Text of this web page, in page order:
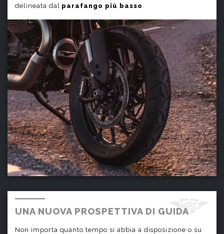
delineata dal parafango più basso .
UNA NUOVA PROSPETTIVA DI GUIDA
Non importa quanto tempo si abbia a disposizione o su